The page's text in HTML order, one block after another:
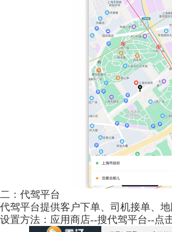
二：代驾平台
代驾平台提供客户下单、司机接单、
设置方法：应用商店--搜代驾平台--点